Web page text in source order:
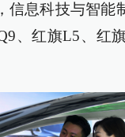
信息科技与智能
、红旗L5、红